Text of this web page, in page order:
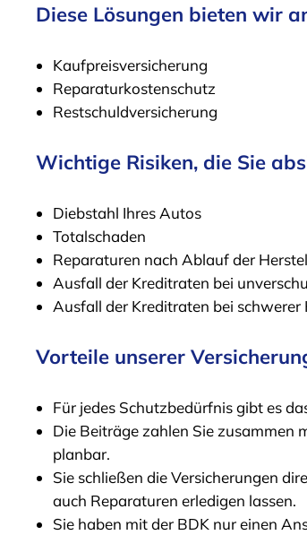
Diese Lösungen bieten wir
Kaufpreisversicherung
Reparaturkosten­schutz
Restschuldversicherung
Wichtige Risiken, die Sie
Diebstahl Ihres Autos
Totalschaden
Reparaturen nach Ablauf der
Ausfall der Kreditraten bei
Ausfall der Kreditraten bei schwerer
Vorteile unserer
Für jedes Schutzbedürfnis gibt es
Die Beiträge zahlen Sie zusammen
planbar.
Sie schließen die Versicherungen
auch Reparaturen erledigen lassen.
Sie haben mit der BDK nur einen